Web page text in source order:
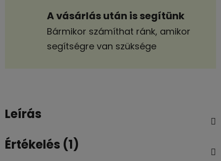
A vásárlás után is segítünk
Bármikor számíthat ránk, amikor
segítségre van szüksége
Leírás
Értékelés (1)